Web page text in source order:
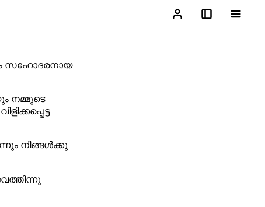
സഹോദരനായ
നമ്മുടെ
നിങ്ങൾക്കു